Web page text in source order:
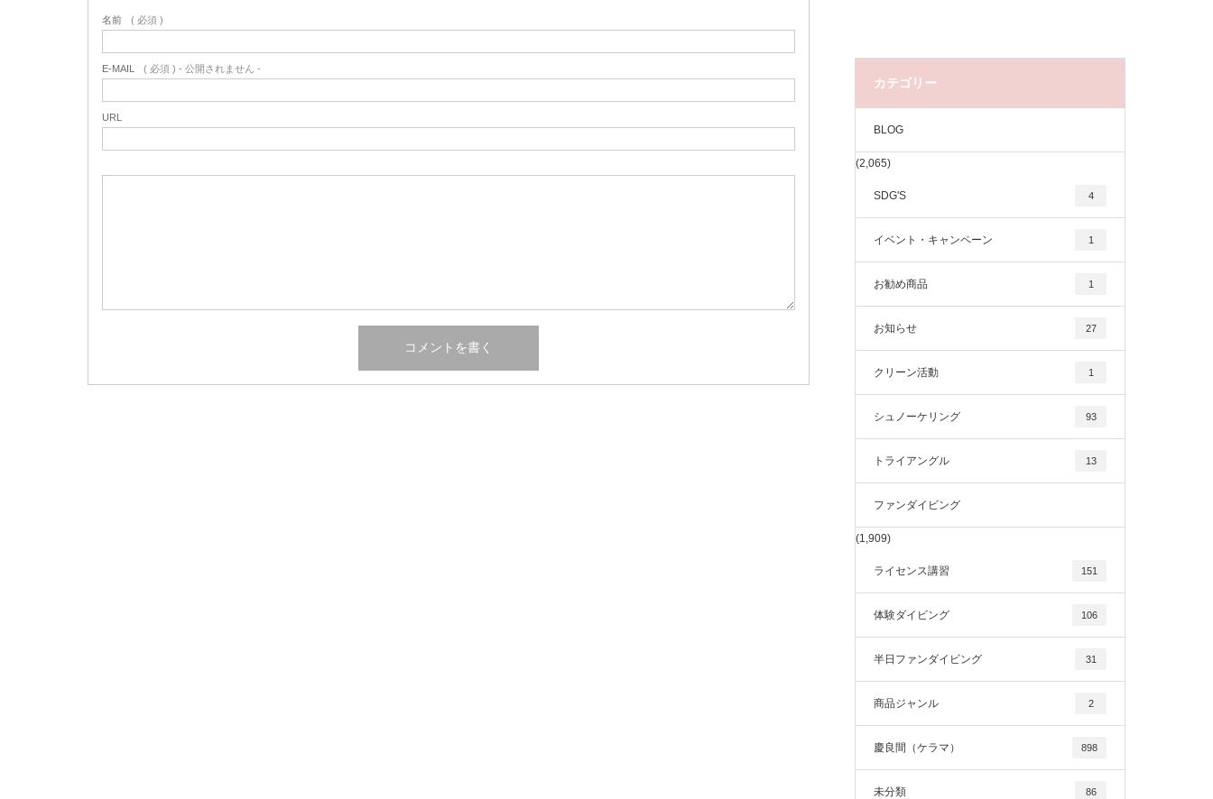
名前 ( 必須 )
E-MAIL ( 必須 ) - 公開されません -
URL
カテゴリー
BLOG
(2,065)
SDG'S 4
イベント・キャンペーン 1
お勧め商品 1
お知らせ 27
クリーン活動 1
シュノーケリング 93
トライアングル 13
ファンダイビング
(1,909)
ライセンス講習 151
体験ダイビング 106
半日ファンダイビング 31
商品ジャンル 2
慶良間（ケラマ） 898
未分類 86